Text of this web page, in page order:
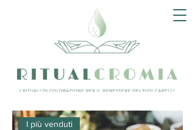
I più venduti